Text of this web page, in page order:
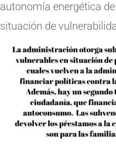
autonomía energética
situación de